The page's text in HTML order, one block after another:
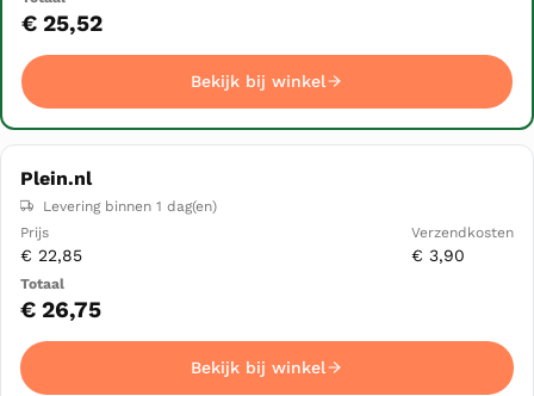
€ 25,52
Bekijk bij winkel
Plein.nl
Levering binnen 1 dag(en)
€ 22,85 € 3,90
€ 26,75
Bekijk bij winkel